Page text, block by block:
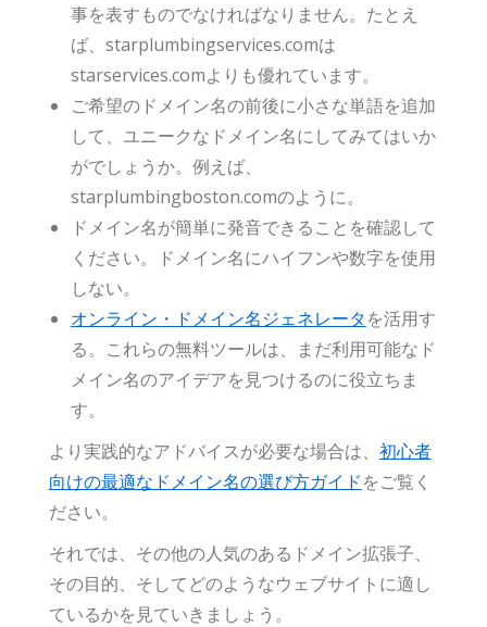
事を表すものでなければなりません。たとえ
ば、starplumbingservices.comは
starservices.comよりも優れています。
ご希望のドメイン名の前後に小さな単語を追加
して、ユニークなドメイン名にしてみてはいか
がでしょうか。例えば、
starplumbingboston.comのように。
ドメイン名が簡単に発音できることを確認して
ください。ドメイン名にハイフンや数字を使用
しない。
オンライン・ドメイン名ジェネレータを活用す
る。これらの無料ツールは、まだ利用可能なド
メイン名のアイデアを見つけるのに役立ちま
す。
より実践的なアドバイスが必要な場合は、 初心者
向けの最適なドメイン名の選び方ガイドをご覧く
ださい。
それでは、その他の人気のあるドメイン拡張子、
その目的、そしてどのようなウェブサイトに適し
ているかを見ていきましょう。